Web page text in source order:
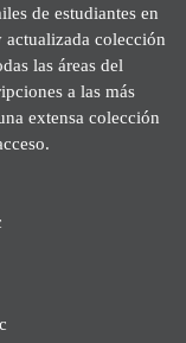
de estudiantes en
actualizada colección
las áreas del
a las más
extensa colección